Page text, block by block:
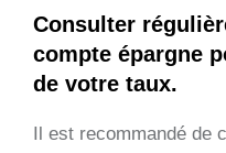
Consulter
compte épargne
de votre taux.
Il est recommandé de